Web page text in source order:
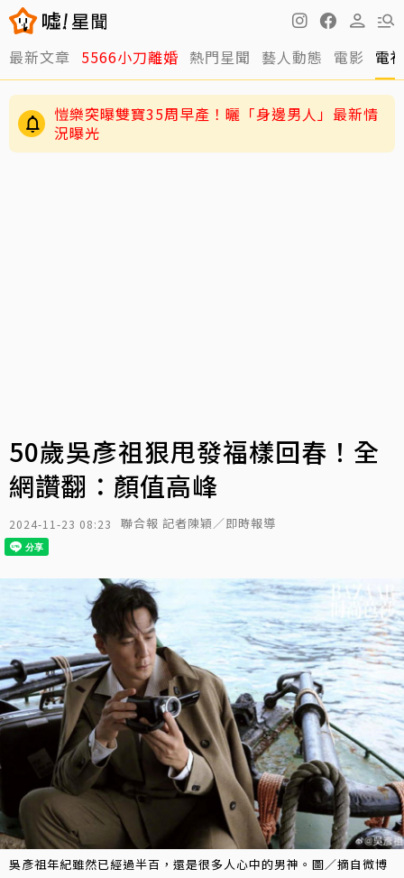
最新文章 5566小刀離婚 熱門星聞 藝人動態 電影 電
愷樂突曝雙寶35周早產！曬「身邊男人」最新情
況曝光
50歲吳彥祖狠甩發福樣回春！全
網讚翻：顏值高峰
2024-11-23 08:23 聯合報 記者陳穎／即時報導
吳彥祖年紀雖然已經過半百，還是很多人心中的男神。圖／摘自微博